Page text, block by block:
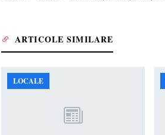
ARTICOLE SIMILARE
LOCALE